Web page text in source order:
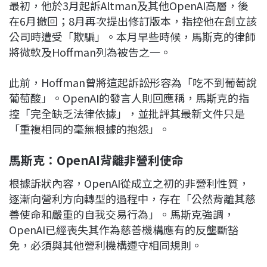
最初，他於3月起訴Altman及其他OpenAI高層，後
在6月撤回；8月再次提出修訂版本，指控他在創立該
公司時遭受「欺騙」。本月早些時候，馬斯克的律師
將微軟及Hoffman列為被告之一。
此前，Hoffman曾將這起訴訟形容為「吃不到葡萄說
葡萄酸」。OpenAI的發言人則回應稱，馬斯克的指
控「完全缺乏法律依據」，並批評其最新文件只是
「重複相同的毫無根據的抱怨」。
馬斯克：OpenAI背離非營利使命
根據訴狀內容，OpenAI從成立之初的非營利性質，
逐漸向營利方向轉型的過程中，存在「公然背離其慈
善使命和嚴重的自我交易行為」。馬斯克強調，
OpenAI已經喪失其作為慈善機構應有的反壟斷豁
免，必須與其他營利機構遵守相同規則。